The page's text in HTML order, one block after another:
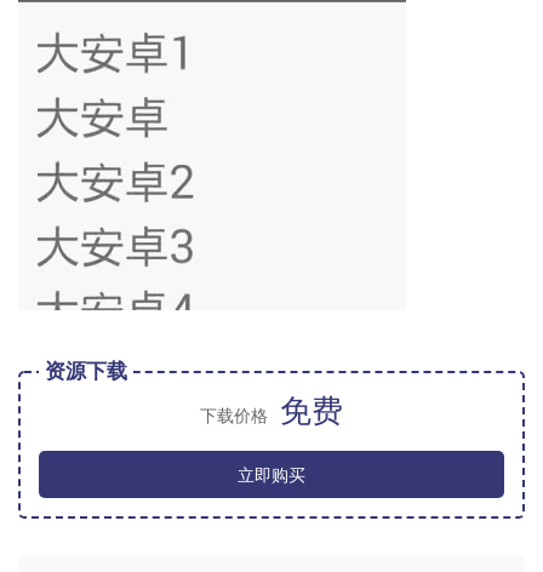
资源下载
下载价格 免费
立即购买